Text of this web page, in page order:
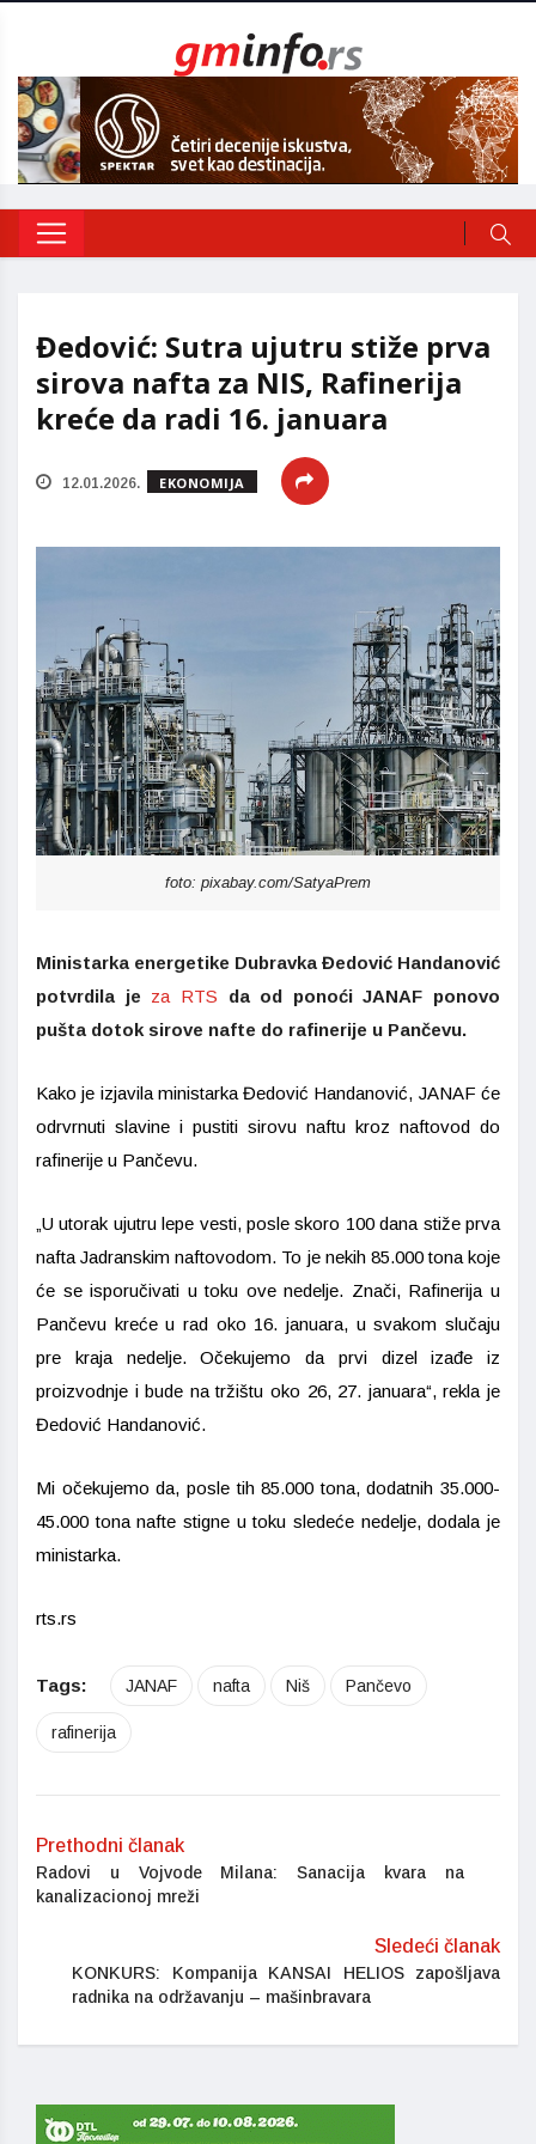
Đedović: Sutra ujutru stiže prva
sirova nafta za NIS, Rafinerija
kreće da radi 16. januara
12.01.2026. EKONOMIJA
foto: pixabay.com/SatyaPrem
Ministarka energetike Dubravka Đedović Handanović
potvrdila je za RTS
da od ponoći JANAF ponovo
pušta dotok sirove nafte do rafinerije u Pančevu.
Kako je izjavila ministarka Đedović Handanović, JANAF će
odrvrnuti slavine i pustiti sirovu naftu kroz naftovod do
rafinerije u Pančevu.
„U utorak ujutru lepe vesti, posle skoro 100 dana stiže prva
nafta Jadranskim naftovodom. To je nekih 85.000 tona koje
će se isporučivati u toku ove nedelje. Znači, Rafinerija u
Pančevu kreće u rad oko 16. januara, u svakom slučaju
pre kraja nedelje. Očekujemo da prvi dizel izađe iz
proizvodnje i bude na tržištu oko 26, 27. januara“, rekla je
Đedović Handanović.
Mi očekujemo da, posle tih 85.000 tona, dodatnih 35.000-
45.000 tona nafte stigne u toku sledeće nedelje, dodala je
ministarka.
rts.rs
Tags: JANAF nafta Niš Pančevo
rafinerija
Prethodni članak
Radovi u Vojvode Milana: Sanacija kvara na
kanalizacionoj mreži
Sledeći članak
KONKURS: Kompanija KANSAI HELIOS zapošljava
radnika na održavanju – mašinbravara